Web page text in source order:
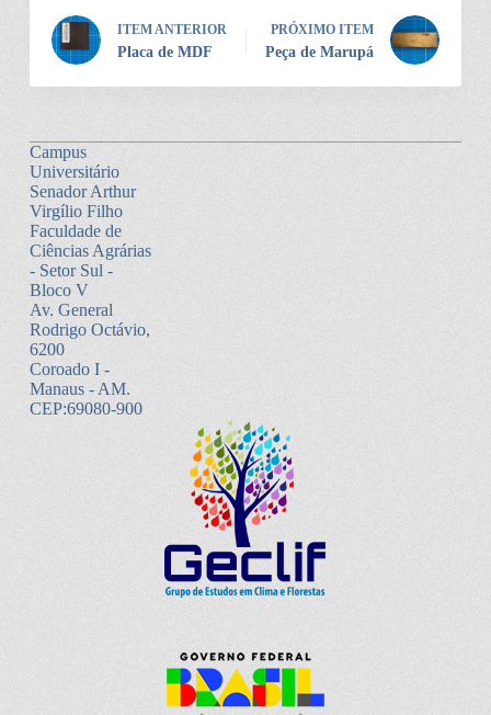
ITEM ANTERIOR
Placa de MDF
PRÓXIMO ITEM
Peça de Marupá
Campus
Universitário
Senador Arthur
Virgílio Filho
Faculdade de
Ciências Agrárias
- Setor Sul -
Bloco V
Av. General
Rodrigo Octávio,
6200
Coroado I -
Manaus - AM.
CEP:69080-900